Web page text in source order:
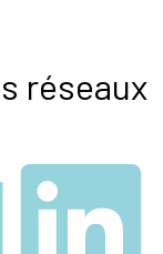
réseaux